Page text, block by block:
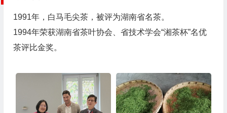
1991年，白马毛尖茶，被评为湖南省名茶。
1994年荣获湖南省茶叶协会、省技术学会“湘茶杯”名优
茶评比金奖。